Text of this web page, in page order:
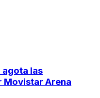
agota las
Movistar Arena